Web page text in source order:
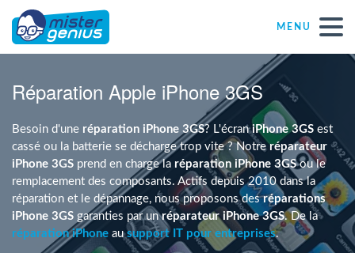
MENU
Réparations – Dépannages
Magasins informatiques toutes marques
Particulier
Indépendant
Réparation Apple iPhone 3GS
Besoin d'une réparation iPhone 3GS? L'écraniPhone 3GS est
cassé ou la batterie se décharge trop vite ? Notreréparateur
iPhone 3GS prend en charge la réparation iPhone 3GSou le
remplacement des composants. Actifs depuis 2010 dans la
réparation et le dépannage, nous proposons desréparations
iPhone 3GS garanties par unréparateur iPhone 3GS. De la
réparation iPhone ausupport IT pour entreprises.